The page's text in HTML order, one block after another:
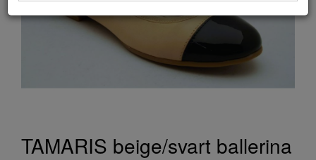
TAMARIS beige/svart ballerina